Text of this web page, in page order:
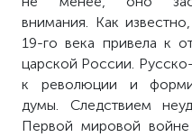
внимания. Как
19-го века привела к
царской России.
к революции и
думы. Следствием
Первой мировой